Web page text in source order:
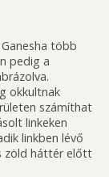
több
pedig a
okkultnak
számíthat
linkeken
linkben lévő
zöld háttér előtt